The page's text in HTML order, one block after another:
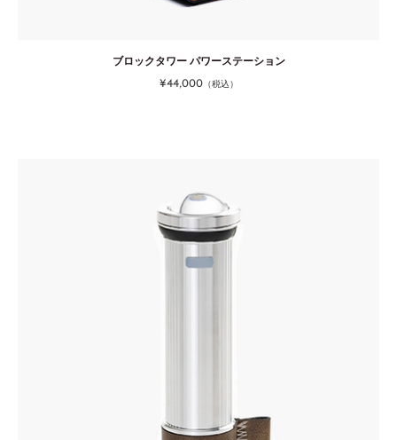
ブロックタワー パワーステーション
¥44,000（税込）